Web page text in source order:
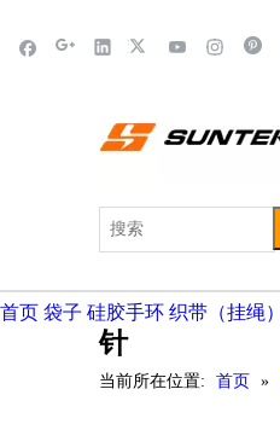
首页 袋子 硅胶手环 织带（挂绳）
针
当前所在位置: 首页 »